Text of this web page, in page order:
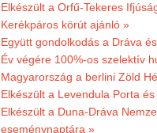
Elkészült a Orfű-Tekeres
Kerékpáros körút ajánló »
Együtt gondolkodás a Dráva
Év végére 100%-os szelektív
Magyarország a berlini Zöld
Elkészült a Levendula Porta
Elkészült a Duna-Dráva
eseménynaptára »